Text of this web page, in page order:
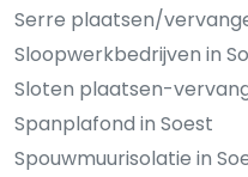
Serre plaatsen/
Sloopwerkbedrijven in
Sloten plaatsen-
Spanplafond in Soest
Spouwmuurisolatie in